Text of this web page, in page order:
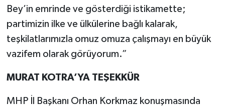
Bey’in emrinde ve gösterdiği istikamette;
partimizin ilke ve ülkülerine bağlı kalarak,
teşkilatlarımızla omuz omuza çalışmayı en büyük
vazifem olarak görüyorum.”
MURAT KOTRA’YA TEŞEKKÜR
MHP İl Başkanı Orhan Korkmaz konuşmasında